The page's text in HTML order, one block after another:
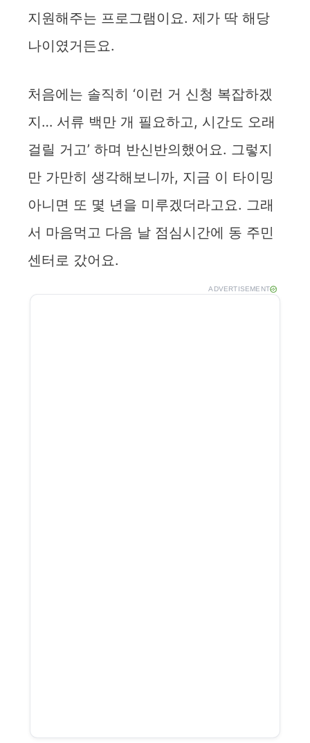
o
지원해주는 프로그램이요. 제가 딱 해당
나이였거든요.
처음에는 솔직히 ‘이런 거 신청 복잡하겠
지… 서류 백만 개 필요하고, 시간도 오래
걸릴 거고’ 하며 반신반의했어요. 그렇지
만 가만히 생각해보니까, 지금 이 타이밍
아니면 또 몇 년을 미루겠더라고요. 그래
서 마음먹고 다음 날 점심시간에 동 주민
센터로 갔어요.
ADVERTISEMENT